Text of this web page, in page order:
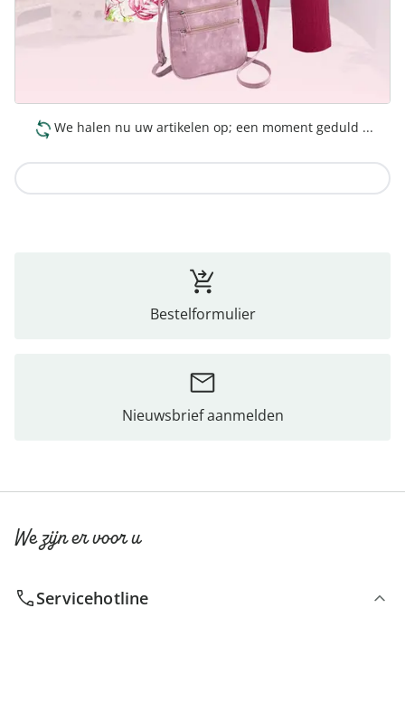
We halen nu uw artikelen op; een moment geduld ...
Bestelformulier
Nieuwsbrief aanmelden
We zijn er voor u
Servicehotline